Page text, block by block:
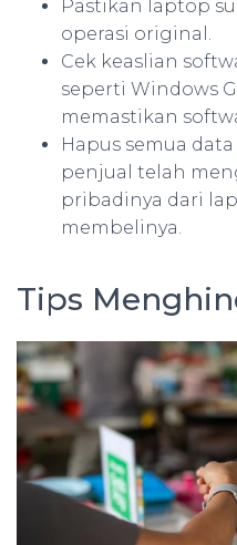
Pastikan laptop
operasi original.
Cek keaslian
seperti Windows
memastikan
Hapus semua
penjual telah
pribadinya dari
membelinya.
Tips